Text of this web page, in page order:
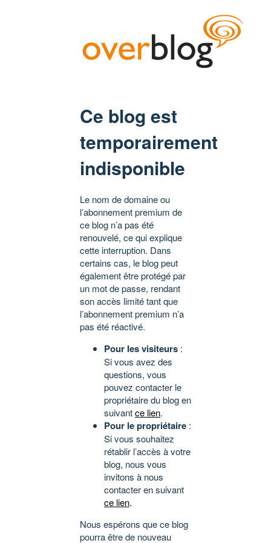
Ce blog est
temporairement
indisponible
Le nom de domaine ou
l’abonnement premium de
ce blog n’a pas été
renouvelé, ce qui explique
cette interruption. Dans
certains cas, le blog peut
également être protégé par
un mot de passe, rendant
son accès limité tant que
l’abonnement premium n’a
pas été réactivé.
Pour les visiteurs :
Si vous avez des
questions, vous
pouvez contacter le
propriétaire du blog en
suivantce lien.
Pour le propriétaire :
Si vous souhaitez
rétablir l’accès à votre
blog, nous vous
invitons à nous
contacter en suivant
ce lien.
Nous espérons que ce blog
pourra être de nouveau